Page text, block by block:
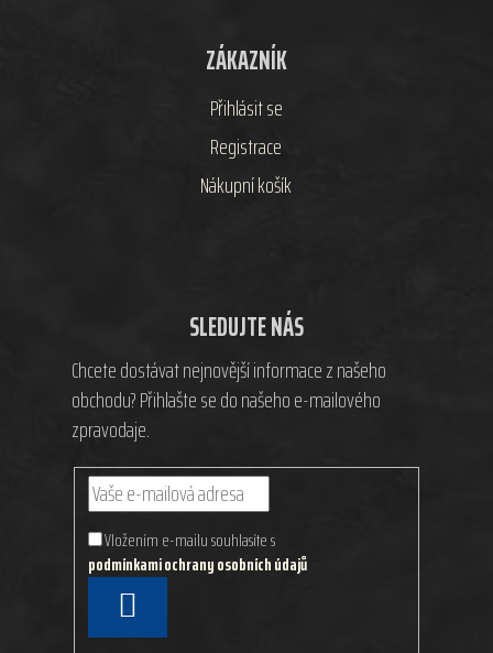
ZÁKAZNÍK
Přihlásit se
Registrace
Nákupní košík
SLEDUJTE NÁS
Chcete dostávat nejnovější informace z našeho
obchodu? Přihlašte se do našeho e-mailového
zpravodaje.
Vložením e-mailu souhlasíte s
podmínkami ochrany osobních údajů
SE